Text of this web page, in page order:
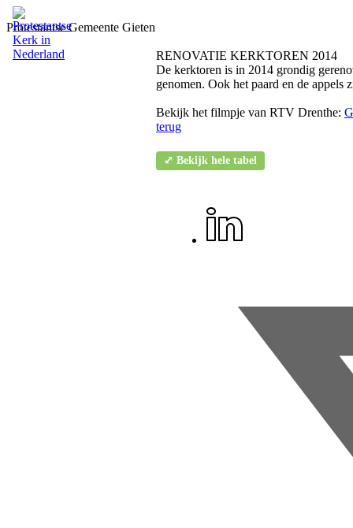
Protestantse Gemeente Gieten
RENOVATIE KERKTOREN 2014
De kerktoren is in 2014 grondig
genomen. Ook het paard en de appels
Bekijk het filmpje van RTV Drenthe:
terug
⤢ Bekijk hele tabel